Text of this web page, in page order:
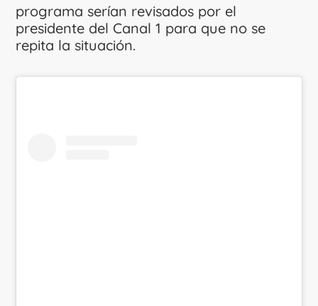
programa serían revisados por el
presidente del Canal 1 para que no se
repita la situación.